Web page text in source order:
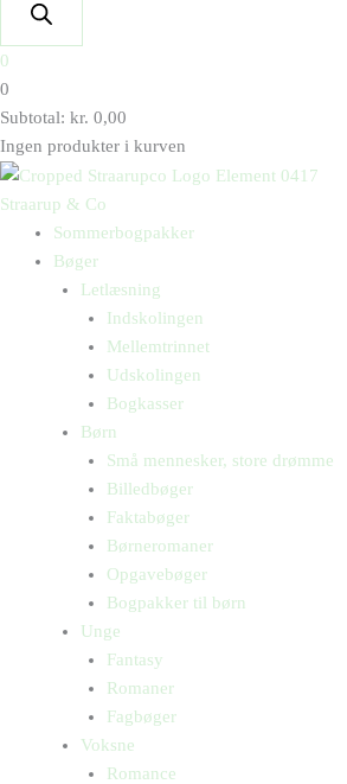
0
0
Subtotal: kr. 0,00
Ingen produkter i kurven
Straarup & Co
Sommerbogpakker
Bøger
Letlæsning
Indskolingen
Mellemtrinnet
Udskolingen
Bogkasser
Børn
Små mennesker, store drømme
Billedbøger
Faktabøger
Børneromaner
Opgavebøger
Bogpakker til børn
Unge
Fantasy
Romaner
Fagbøger
Voksne
Romance